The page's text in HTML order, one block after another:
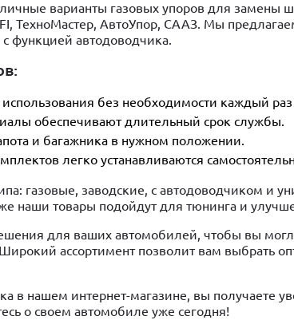
варианты газовых упоров для замены
ТехноМастер, АвтоУпор, СААЗ. Мы
функцией автодоводчика.
без необходимости каждый
обеспечивают длительный срок службы.
и багажника в нужном положении.
легко устанавливаются
газовые, заводские, с автодоводчиком и
наши товары подойдут для тюнинга и
для ваших автомобилей, чтобы вы
ассортимент позволит вам выбрать
в нашем интернет-магазине, вы получаете
о своем автомобиле уже сегодня!